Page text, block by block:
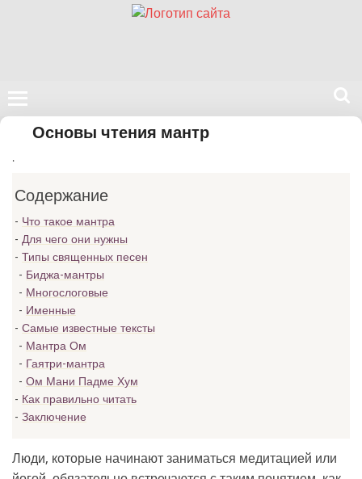
Поиск
нашем
Основы чтения мантр
.
Содержание
Что такое мантра
Для чего они нужны
Типы священных песен
Биджа-мантры
Многослоговые
Именные
Самые известные тексты
Мантра Ом
Гаятри-мантра
Ом Мани Падме Хум
Как правильно читать
Заключение
Люди, которые начинают заниматься медитацией или